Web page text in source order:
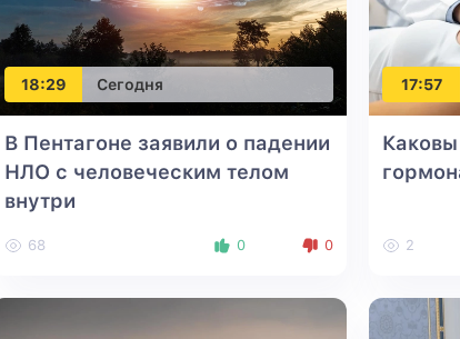
18:29 Сегодня
В Пентагоне заявили о падении
НЛО с человеческим телом
внутри
68 0 0
17:57
2